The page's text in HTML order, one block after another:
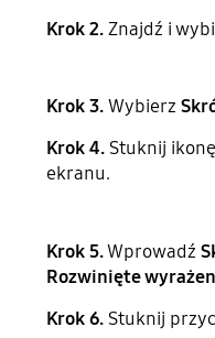
Krok 2.Znajdź i
Krok 3.Wybierz
Krok 4. Stuknij
ekranu.
Krok 5.Wprowadź
Rozwinięte
Krok 6. Stuknij